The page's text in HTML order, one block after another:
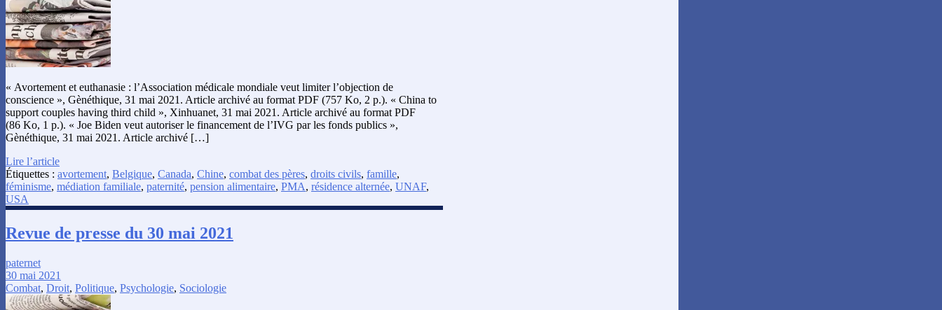
« Avortement et euthanasie : l’Association médicale mondiale veut limiter l’objection de
conscience », Gènéthique, 31 mai 2021. Article archivé au format PDF (757 Ko, 2 p.). « China to
support couples having third child », Xinhuanet, 31 mai 2021. Article archivé au format PDF
(86 Ko, 1 p.). « Joe Biden veut autoriser le financement de l’IVG par les fonds publics »,
Gènéthique, 31 mai 2021. Article archivé […]
Lire l’article
Étiquettes : avortement, Belgique, Canada, Chine, combat des pères, droits civils, famille,
féminisme, médiation familiale, paternité, pension alimentaire, PMA, résidence alternée, UNAF,
USA
Revue de presse du 30 mai 2021
paternet
30 mai 2021
Combat, Droit, Politique, Psychologie, Sociologie